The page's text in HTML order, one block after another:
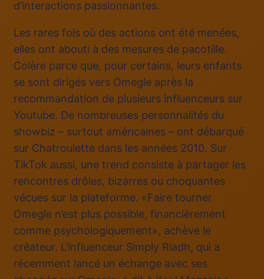
d’interactions passionnantes.
Les rares fois où des actions ont été menées,
elles ont abouti à des mesures de pacotille.
Colère parce que, pour certains, leurs enfants
se sont dirigés vers Omegle après la
recommandation de plusieurs influenceurs sur
Youtube. De nombreuses personnalités du
showbiz – surtout américaines – ont débarqué
sur Chatroulette dans les années 2010. Sur
TikTok aussi, une trend consiste à partager les
rencontres drôles, bizarres ou choquantes
vécues sur la plateforme. «Faire tourner
Omegle n’est plus possible, financièrement
comme psychologiquement», achève le
créateur. L’influenceur Simply Riadh, qui a
récemment lancé un échange avec ses